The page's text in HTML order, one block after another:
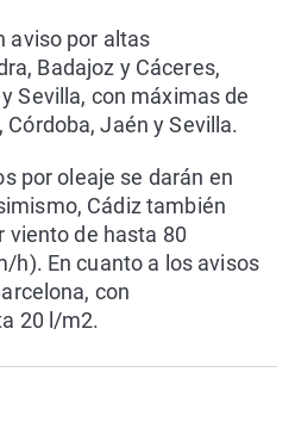
aviso por altas
Badajoz y Cáceres,
Sevilla, con máximas de
Córdoba, Jaén y Sevilla.
por oleaje se darán en
Cádiz también
viento de hasta 80
h). En cuanto a los avisos
con
20 l/m2.